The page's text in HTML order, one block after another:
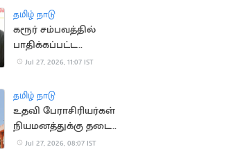
அறிவிப்பு
தமிழ் நாடு
கரூர் சம்பவத்தில்
பாதிக்கப்பட்ட
குடும்பங்களுக்கான
ரத்து
Jul 27, 2026, 11:07 IST
தமிழ் நாடு
உதவி பேராசிரியர்கள்
நியமனத்துக்கு தடை
கோரிய மனு வாபஸ்
Jul 27, 2026, 08:07 IST